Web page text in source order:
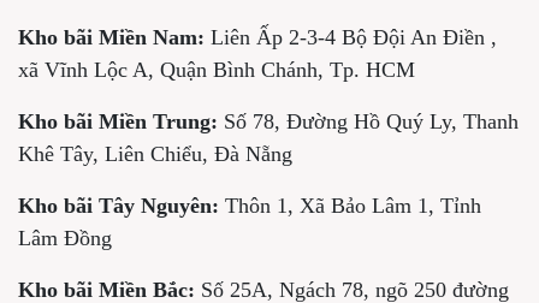
Kho bãi Miền Nam: Liên Ấp 2-3-4 Bộ Đội An Điền ,
xã Vĩnh Lộc A, Quận Bình Chánh, Tp. HCM
Kho bãi Miền Trung: Số 78, Đường Hồ Quý Ly, Thanh
Khê Tây, Liên Chiểu, Đà Nẵng
Kho bãi Tây Nguyên: Thôn 1, Xã Bảo Lâm 1, Tỉnh
Lâm Đồng
Kho bãi Miền Bắc: Số 25A, Ngách 78, ngõ 250 đường